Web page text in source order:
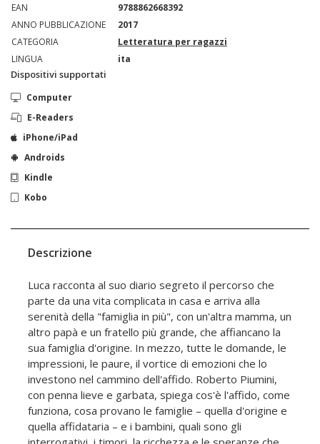
EAN
9788862668392
ANNO PUBBLICAZIONE
2017
CATEGORIA
Letteratura per ragazzi
LINGUA
ita
Dispositivi supportati
Computer
E-Readers
iPhone/iPad
Androids
Kindle
Kobo
Descrizione
Luca racconta al suo diario segreto il percorso che
parte da una vita complicata in casa e arriva alla
serenità della "famiglia in più", con un'altra mamma, un
altro papà e un fratello più grande, che affiancano la
sua famiglia d'origine. In mezzo, tutte le domande, le
impressioni, le paure, il vortice di emozioni che lo
investono nel cammino dell'affido. Roberto Piumini,
con penna lieve e garbata, spiega cos'è l'affido, come
funziona, cosa provano le famiglie – quella d'origine e
quella affidataria – e i bambini, quali sono gli